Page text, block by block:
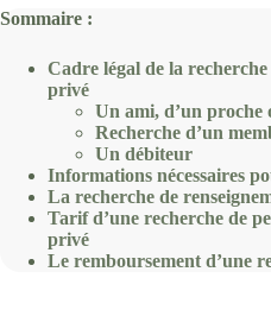
Sommaire :
Cadre légal de la
privé
Un ami, d’un proche
Recherche d’un
Un débiteur
Informations nécessaires
La recherche de
Tarif d’une recherche de
privé
Le remboursement d’une